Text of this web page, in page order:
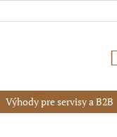
Výhody pre servisy a B2B